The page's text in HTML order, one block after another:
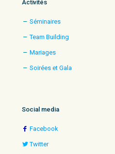
Activités
Séminaires
Team Building
Mariages
Soirées et Gala
Social media
Facebook
Twitter